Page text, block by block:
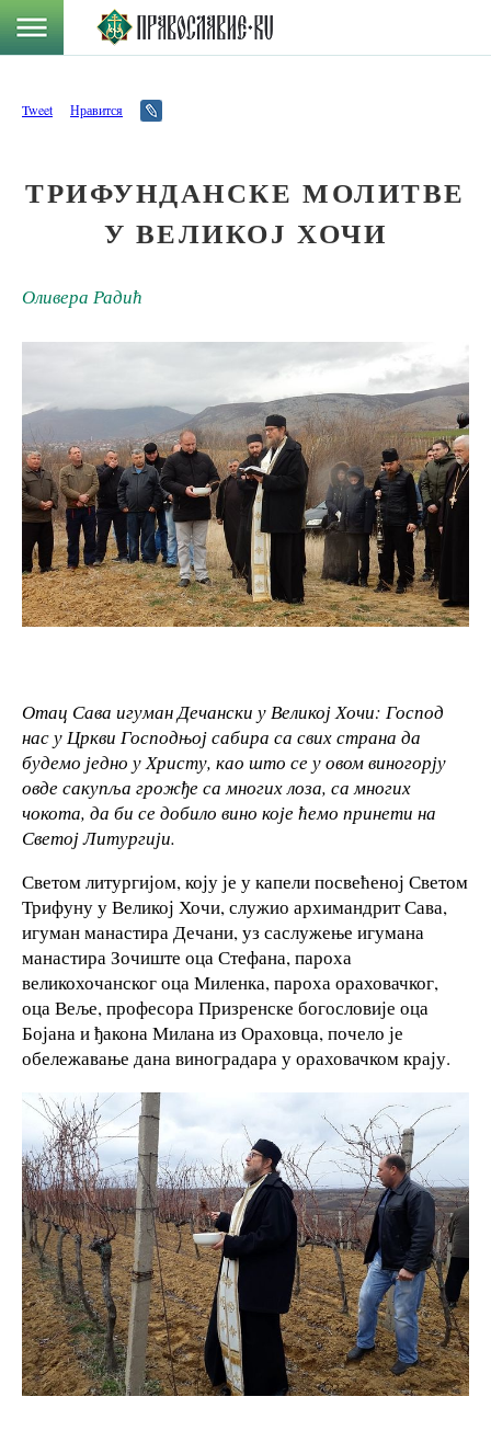
Tweet Нравится
ТРИФУНДАНСКЕ МОЛИТВЕ
У ВЕЛИКОЈ ХОЧИ
Оливера Радић
Отац Сава игуман Дечански у Великој Хочи: Господ
нас у Цркви Господњој сабира са свих страна да
будемо једно у Христу, као што се у овом виногорју
овде сакупља грожђе са многих лоза, са многих
чокота, да би се добило вино које ћемо принети на
Светој Литургији.
Светом литургијом, коју је у капели посвећеној Светом
Трифуну у Великој Хочи, служио архимандрит Сава,
игуман манастира Дечани, уз саслужење игумана
манастира Зочиште оца Стефана, пароха
великохочанског оца Миленка, пароха ораховачког,
оца Веље, професора Призренске богословије оца
Бојана и ђакона Милана из Ораховца, почело је
обележавање дана виноградара у ораховачком крају.